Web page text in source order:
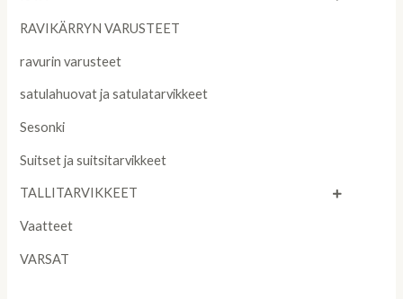
RAVIKÄRRYN VARUSTEET
ravurin varusteet
satulahuovat ja satulatarvikkeet
Sesonki
Suitset ja suitsitarvikkeet
TALLITARVIKKEET
Vaatteet
VARSAT